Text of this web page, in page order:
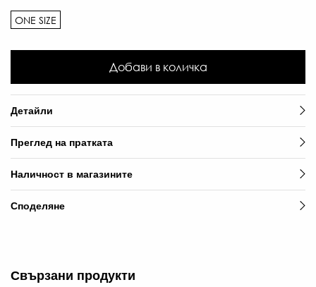
ONE SIZE
Добави в количка
Детайли
Преглед на пратката
Наличност в магазините
Споделяне
Свързани продукти